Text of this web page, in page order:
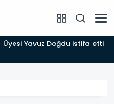
Üyesi Yavuz Doğdu istifa etti